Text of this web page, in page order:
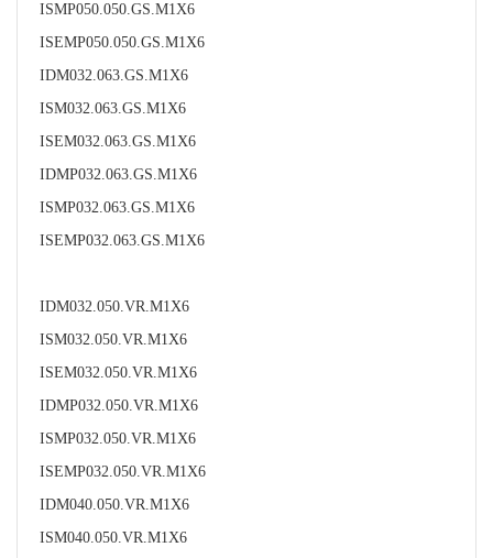
ISMP050.050.GS.M1X6
ISEMP050.050.GS.M1X6
IDM032.063.GS.M1X6
ISM032.063.GS.M1X6
ISEM032.063.GS.M1X6
IDMP032.063.GS.M1X6
ISMP032.063.GS.M1X6
ISEMP032.063.GS.M1X6
IDM032.050.VR.M1X6
ISM032.050.VR.M1X6
ISEM032.050.VR.M1X6
IDMP032.050.VR.M1X6
ISMP032.050.VR.M1X6
ISEMP032.050.VR.M1X6
IDM040.050.VR.M1X6
ISM040.050.VR.M1X6